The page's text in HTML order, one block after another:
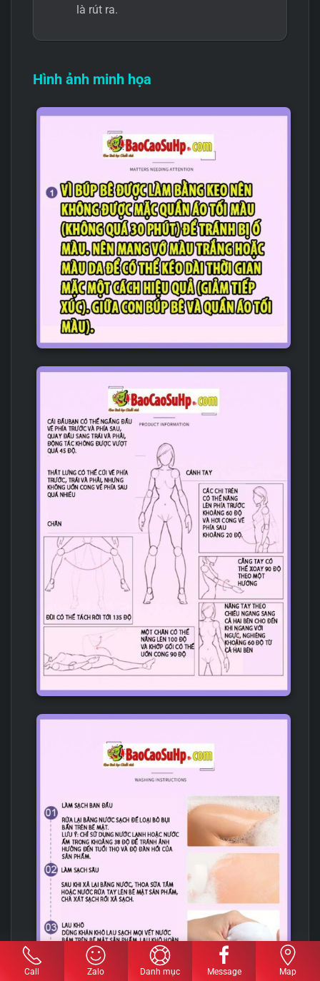
là rút ra.
Hình ảnh minh họa
Call Zalo Danh mục Message Map